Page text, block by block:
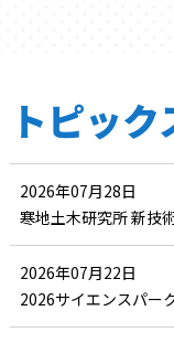
トピック
2026年07月28日
寒地土木研究所 新技
2026年07月22日
2026サイエンスパー